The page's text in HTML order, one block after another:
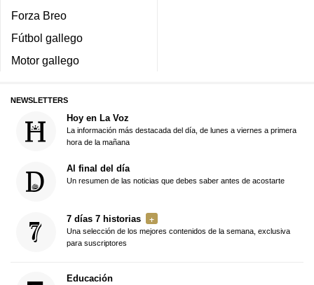
Forza Breo
Fútbol gallego
Motor gallego
NEWSLETTERS
Hoy en La Voz
La información más destacada del día, de lunes a viernes a primera
hora de la mañana
Al final del día
Un resumen de las noticias que debes saber antes de acostarte
7 días 7 historias
Una selección de los mejores contenidos de la semana, exclusiva
para suscriptores
Educación